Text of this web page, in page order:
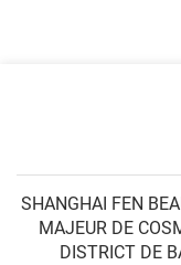
SHANGHAI FEN
MAJEUR DE
DISTRICT DE